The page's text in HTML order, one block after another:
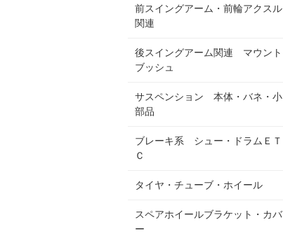
前スイングアーム・前輪アクスル
関連
後スイングアーム関連 マウント
ブッシュ
サスペンション 本体・バネ・小
部品
ブレーキ系 シュー・ドラムＥＴ
Ｃ
タイヤ・チューブ・ホイール
スペアホイールブラケット・カバ
ー